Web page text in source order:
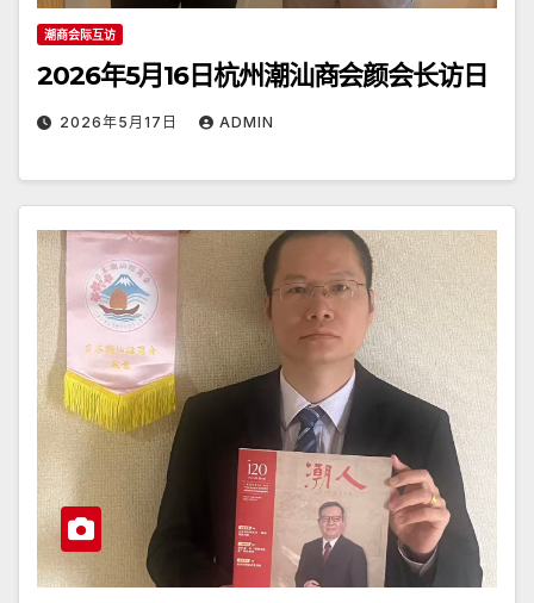
潮商会际互访
2026年5月16日杭州潮汕商会颜会长访日
2026年5月17日 ADMIN